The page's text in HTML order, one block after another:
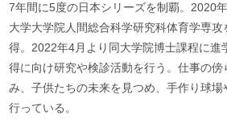
7年間に5度の日本シリーズを制覇。2020
大学大学院人間総合科学研究科体育学専攻
得。2022年4月より同大学院博士課程に進
得に向け研究や検診活動を行う。仕事の傍
み、子供たちの未来を見つめ、手作り球場
行っている。